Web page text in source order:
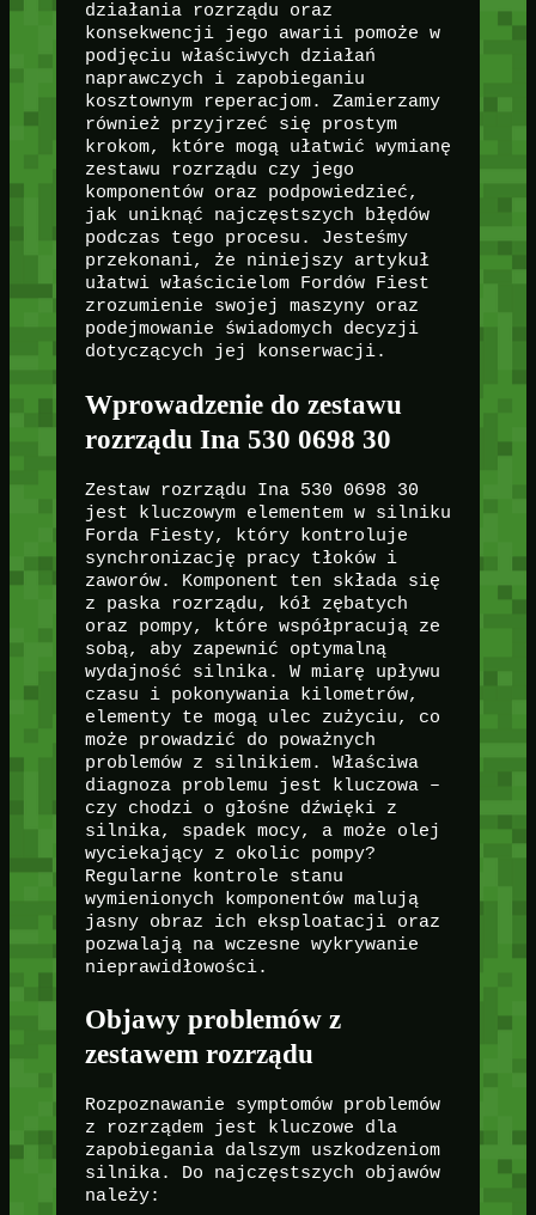
działania rozrządu oraz
konsekwencji jego awarii pomoże w
podjęciu właściwych działań
naprawczych i zapobieganiu
kosztownym reperacjom. Zamierzamy
również przyjrzeć się prostym
krokom, które mogą ułatwić wymianę
zestawu rozrządu czy jego
komponentów oraz podpowiedzieć,
jak uniknąć najczęstszych błędów
podczas tego procesu. Jesteśmy
przekonani, że niniejszy artykuł
ułatwi właścicielom Fordów Fiest
zrozumienie swojej maszyny oraz
podejmowanie świadomych decyzji
dotyczących jej konserwacji.
Wprowadzenie do zestawu
rozrządu Ina 530 0698 30
Zestaw rozrządu Ina 530 0698 30
jest kluczowym elementem w silniku
Forda Fiesty, który kontroluje
synchronizację pracy tłoków i
zaworów. Komponent ten składa się
z paska rozrządu, kół zębatych
oraz pompy, które współpracują ze
sobą, aby zapewnić optymalną
wydajność silnika. W miarę upływu
czasu i pokonywania kilometrów,
elementy te mogą ulec zużyciu, co
może prowadzić do poważnych
problemów z silnikiem. Właściwa
diagnoza problemu jest kluczowa –
czy chodzi o głośne dźwięki z
silnika, spadek mocy, a może olej
wyciekający z okolic pompy?
Regularne kontrole stanu
wymienionych komponentów malują
jasny obraz ich eksploatacji oraz
pozwalają na wczesne wykrywanie
nieprawidłowości.
Objawy problemów z
zestawem rozrządu
Rozpoznawanie symptomów problemów
z rozrządem jest kluczowe dla
zapobiegania dalszym uszkodzeniom
silnika. Do najczęstszych objawów
należy: